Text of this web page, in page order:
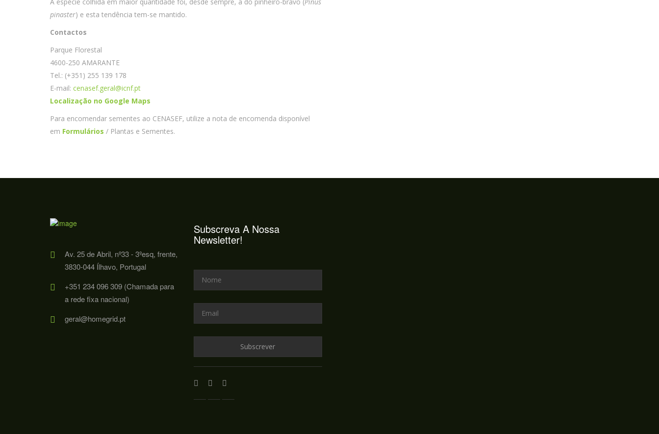
pinaster) e esta tendência tem-se mantido.
Contactos
Parque Florestal
4600-250 AMARANTE
Tel.: (+351) 255 139 178
E-mail: cenasef.geral@icnf.pt
Localização no Google Maps
Para encomendar sementes ao CENASEF, utilize a nota de encomenda disponível
em Formulários / Plantas e Sementes.
Av. 25 de Abril, nº33 - 3ºesq, frente,
3830-044 Ílhavo, Portugal
+351 234 096 309 (Chamada para
a rede fixa nacional)
geral@homegrid.pt
Subscreva A Nossa
Newsletter!